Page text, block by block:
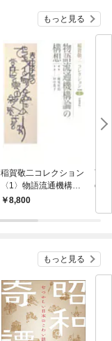
もっと見る
稲賀敬二コレクション
〈1〉物語流通機構論
の構想
8,800
言
or
もっと見る